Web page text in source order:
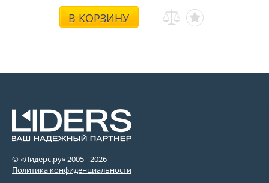
В КОРЗИНУ
© «Лидерс.ру» 2005 -2026
Политика конфиденциальности